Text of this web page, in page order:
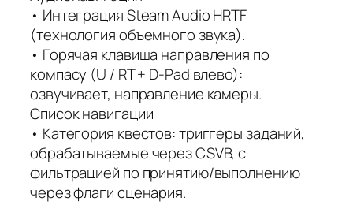
• Интеграция Steam Audio HRTF
(технология объемного звука).
• Горячая клавиша направления по
компасу (U / RT + D-Pad влево):
озвучивает, направление камеры.
Список навигации
• Категория квестов: триггеры заданий,
обрабатываемые через CSVB, с
фильтрацией по принятию/выполнению
через флаги сценария.